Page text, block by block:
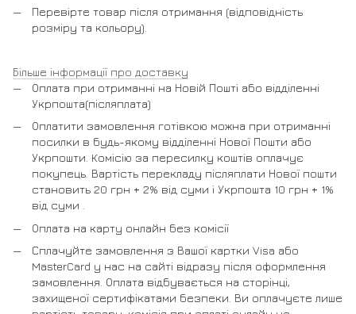
Перевірте товар після отримання (відповідність
розміру та кольору).
Більше інформації про доставку
Оплата при отриманні на Новій Пошті або відділенні
Укрпошта(післяплата)
Оплатити замовлення готівкою можна при отриманні
посилки в будь-якому відділенні Нової Пошти або
Укрпошти. Комісію за пересилку коштів оплачує
покупець. Вартість перекладу післяплати Нової пошти
становить 20 грн + 2% від суми і Укрпошта 10 грн + 1%
від суми .
Оплата на карту онлайн без комісії
Сплачуйте замовлення з Вашої картки Visa або
MasterCard у нас на сайті відразу після оформлення
замовлення. Оплата відбувається на сторінці,
захищеної сертифікатами безпеки. Ви оплачуєте лише